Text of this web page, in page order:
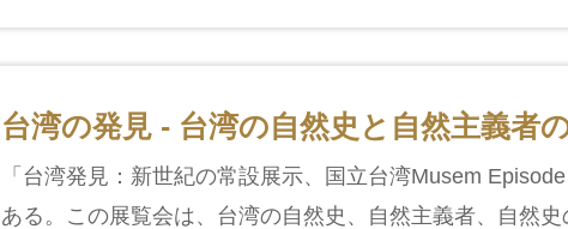
台湾の発見 - 台湾の自然史と自然主義者
「台湾発見：新世紀の常設展示、国立台湾Musem
ある。この展覧会は、台湾の自然史、自然主義者、自然